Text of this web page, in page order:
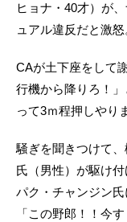
ヒョナ・40才）が
ュアル違反だと激怒
CAが土下座をして
行機から降りろ！
って3ｍ程押しやり
騒ぎを聞きつけて
氏（男性）が駆け
パク・チャンジン氏
「この野郎！！今